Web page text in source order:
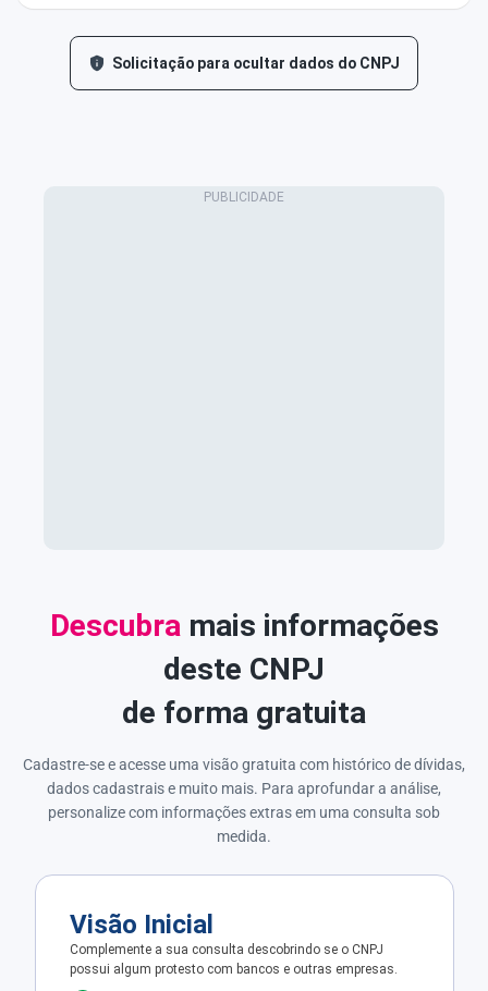
Solicitação para ocultar dados do CNPJ
Descubra mais informações
deste CNPJ
de forma gratuita
Cadastre-se e acesse uma visão gratuita com histórico de dívidas,
dados cadastrais e muito mais. Para aprofundar a análise,
personalize com informações extras em uma consulta sob
medida.
Visão Inicial
Complemente a sua consulta descobrindo se o CNPJ
possui algum protesto com bancos e outras empresas.